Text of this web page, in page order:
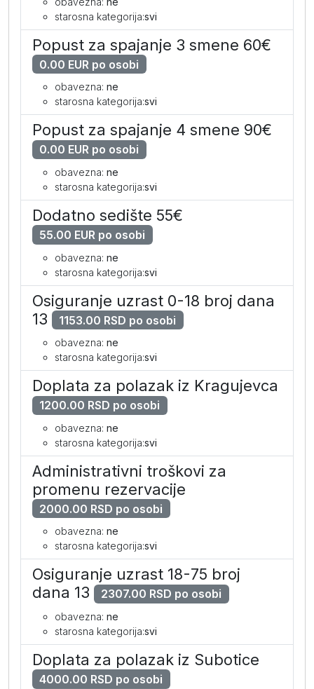
starosna kategorija:svi
Popust za spajanje 3 smene 60€
0.00 EUR po osobi
obavezna: ne
starosna kategorija:svi
Popust za spajanje 4 smene 90€
0.00 EUR po osobi
obavezna: ne
starosna kategorija:svi
Dodatno sedište 55€
55.00 EUR po osobi
obavezna: ne
starosna kategorija:svi
Osiguranje uzrast 0-18 broj dana
13
1153.00 RSD po osobi
obavezna: ne
starosna kategorija:svi
Doplata za polazak iz Kragujevca
1200.00 RSD po osobi
obavezna: ne
starosna kategorija:svi
Administrativni troškovi za
promenu rezervacije
2000.00 RSD po osobi
obavezna: ne
starosna kategorija:svi
Osiguranje uzrast 18-75 broj
dana 13
2307.00 RSD po osobi
obavezna: ne
starosna kategorija:svi
Doplata za polazak iz Subotice
4000.00 RSD po osobi